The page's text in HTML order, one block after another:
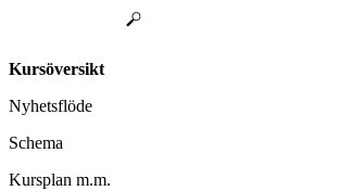
Kursöversikt
Nyhetsflöde
Schema
Kursplan m.m.